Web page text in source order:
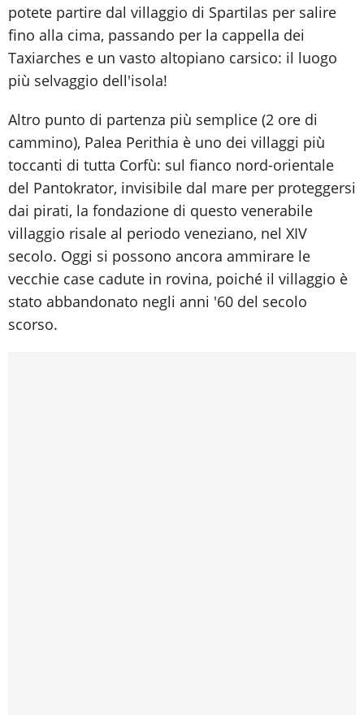
potete partire dal villaggio di Spartilas per salire
fino alla cima, passando per la cappella dei
Taxiarches e un vasto altopiano carsico: il luogo
più selvaggio dell'isola!
Altro punto di partenza più semplice (2 ore di
cammino), Palea Perithia è uno dei villaggi più
toccanti di tutta Corfù: sul fianco nord-orientale
del Pantokrator, invisibile dal mare per proteggersi
dai pirati, la fondazione di questo venerabile
villaggio risale al periodo veneziano, nel XIV
secolo. Oggi si possono ancora ammirare le
vecchie case cadute in rovina, poiché il villaggio è
stato abbandonato negli anni '60 del secolo
scorso.